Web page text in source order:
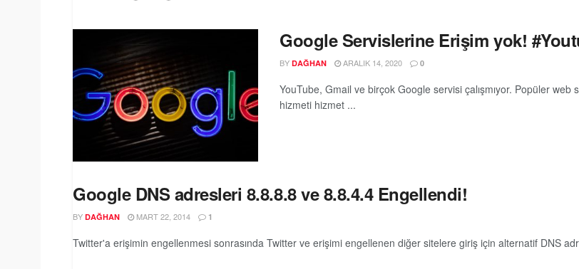
Google Servislerine Erişim yok!
BY DAĞHAN ARALIK 14, 2020 0
YouTube, Gmail ve birçok Google servisi çalışmıyor. Popüler
hizmeti hizmet ...
Google DNS adresleri 8.8.8.8 ve 8.8.4.4 Engellendi!
BY DAĞHAN MART 22, 2014 1
Twitter'a erişimin engellenmesi sonrasında Twitter ve erişimi engellenen diğer sitelere giriş için alternatif DNS